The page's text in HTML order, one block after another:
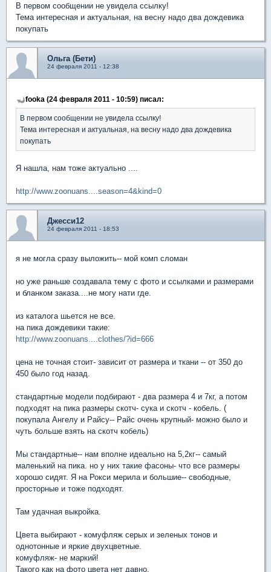
В первом сообщении не увидела ссылку!
Тема интересная и актуальная, на весну надо два дождевика
покупать
Ольга (Бети)
24 февраля 2011 - 12:38
fooka (24 февраля 2011 - 10:59) писал:
В первом сообщении не увидела ссылку!
Тема интересная и актуальная, на весну надо два дождевика
покупать
Я нашла, нам тоже актуально ....
http://www.zoonuans....season=4&kind=0
Джесси12
24 февраля 2011 - 18:53
я не могла сразу выложить-- мой комп сломан
но уже раньше создавала тему с фото и ссылками и размерами
и бланком заказа....не могу нати где.
из каталога шьется не все.
на пика дождевики такие:
http://www.zoonuans....clothes/?id=666
цена не точная стоит- зависит от размера и ткани -- от 350 до
450 было год назад.
стандартные модели подбирают - два размера 4 и 7кг, а потом
подходят на пика размеры скотч- сука и скотч - кобель. (
покупала Ангелу и Райсу-- Райс очень крупный- можно было и
чуть больше взять на скотч кобель)
Мы стандартные-- нам вполне идеально на 5,2кг-- самый
маленький на пика. но у них такие фасоны- что все размеры
хорошо сидят. Я на Рокси мерила и большие-- свободные,
просторные и тоже подходят.
Там удачная выкройка.
Цвета выбирают - комуфляж серых и зеленых тонов и
однотонные и яркие двухцветные.
комуфляж- не маркий!
Такого как на фото цвета нет давно.